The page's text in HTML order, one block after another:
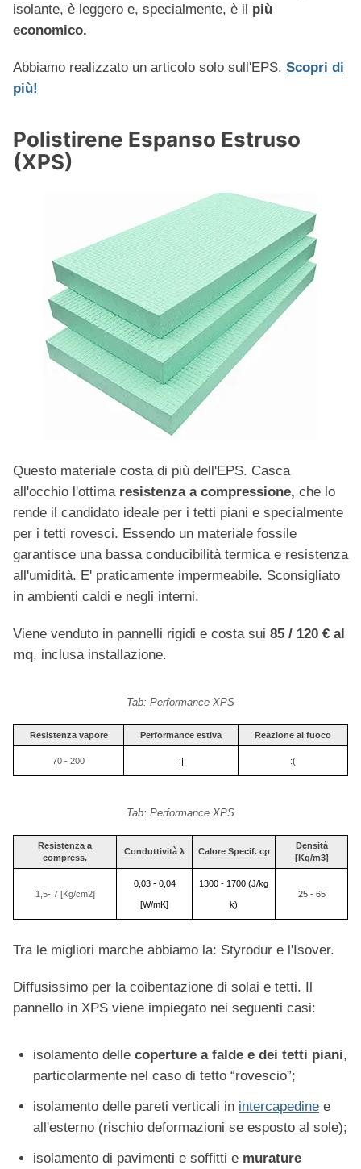
isolante, è leggero e, specialmente, è il più
economico.
Abbiamo realizzato un articolo solo sull'EPS. Scopri di
più!
Polistirene Espanso Estruso
(XPS)
Questo materiale costa di più dell'EPS. Casca
all'occhio l'ottima resistenza a compressione, che lo
rende il candidato ideale per i tetti piani e specialmente
per i tetti rovesci. Essendo un materiale fossile
garantisce una bassa conducibilità termica e resistenza
all'umidità. E' praticamente impermeabile. Sconsigliato
in ambienti caldi e negli interni.
Viene venduto in pannelli rigidi e costa sui 85 / 120 € al
mq, inclusa installazione.
Tab: Performance XPS
Resistenza vapore Performance estiva Reazione al fuoco
70 - 200 :| :(
Tab: Performance XPS
Resistenza a
compress.
Conduttività λ Calore Specif. cp
Densità
[Kg/m3]
1,5- 7 [Kg/cm2]
0,03 - 0,04
[W/mK]
1300 - 1700 (J/kg
k)
25 - 65
Tra le migliori marche abbiamo la: Styrodur e l'Isover.
Diffusissimo per la coibentazione di solai e tetti. Il
pannello in XPS viene impiegato nei seguenti casi:
isolamento delle coperture a falde e dei tetti piani,
particolarmente nel caso di tetto “rovescio”;
isolamento delle pareti verticali in intercapedine e
all'esterno (rischio deformazioni se esposto al sole);
isolamento di pavimenti e soffitti e murature